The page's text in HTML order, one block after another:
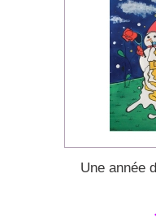
Une année